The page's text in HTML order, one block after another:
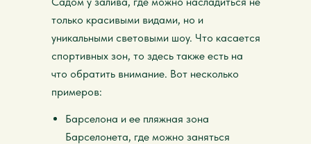
только красивыми видами, но и
уникальными световыми шоу. Что касается
спортивных зон, то здесь также есть на
что обратить внимание. Вот несколько
примеров:
Барселона и ее пляжная зона
Барселонета, где можно заняться